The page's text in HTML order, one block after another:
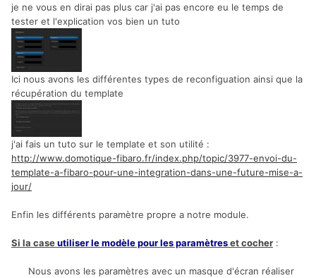
je ne vous en dirai pas plus car j'ai pas encore eu le temps de
tester et l'explication vos bien un tuto
Ici nous avons les différentes types de reconfiguation ainsi que la
récupération du template
j'ai fais un tuto sur le template et son utilité :
http://www.domotique-fibaro.fr/index.php/topic/3977-envoi-du-
template-a-fibaro-pour-une-integration-dans-une-future-mise-a-
jour/
Enfin les différents paramètre propre a notre module.
Si la caseutiliser le modèle pour les paramètreset cocher :
Nous avons les paramètres avec un masque d'écran réaliser